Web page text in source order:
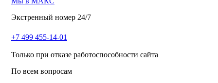
Экстренный номер 24/7
+7 499 455-14-01
Только при отказе работоспособности сайта
По всем вопросам